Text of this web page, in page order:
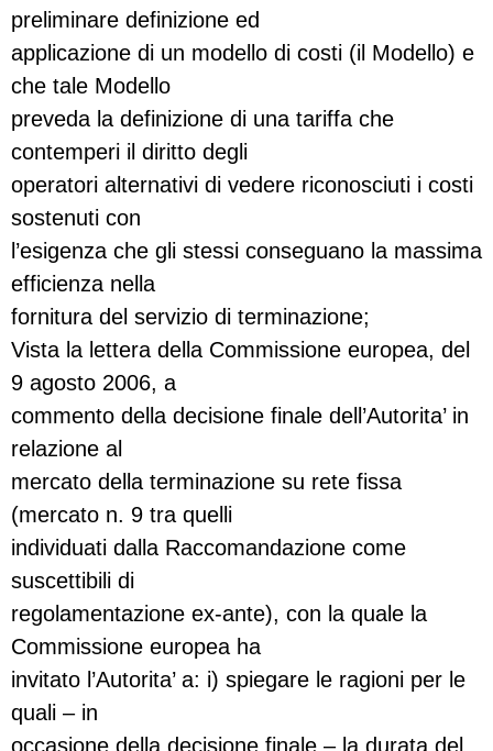
preliminare definizione ed
applicazione di un modello di costi (il Modello) e
che tale Modello
preveda la definizione di una tariffa che
contemperi il diritto degli
operatori alternativi di vedere riconosciuti i costi
sostenuti con
l’esigenza che gli stessi conseguano la massima
efficienza nella
fornitura del servizio di terminazione;
Vista la lettera della Commissione europea, del
9 agosto 2006, a
commento della decisione finale dell’Autorita’ in
relazione al
mercato della terminazione su rete fissa
(mercato n. 9 tra quelli
individuati dalla Raccomandazione come
suscettibili di
regolamentazione ex-ante), con la quale la
Commissione europea ha
invitato l’Autorita’ a: i) spiegare le ragioni per le
quali – in
occasione della decisione finale – la durata del